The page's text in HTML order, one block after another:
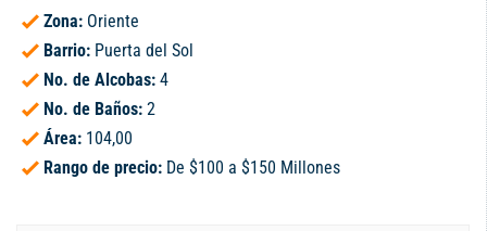
Zona: Oriente
Barrio: Puerta del Sol
No. de Alcobas: 4
No. de Baños: 2
Área: 104,00
Rango de precio: De $100 a $150 Millones